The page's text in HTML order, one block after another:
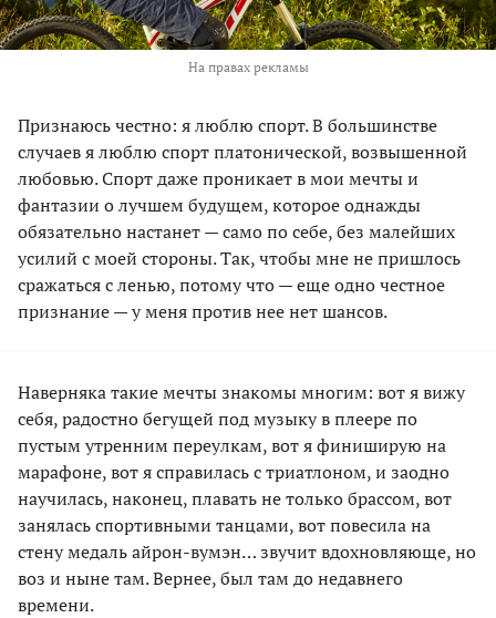
На правах рекламы
Признаюсь честно: я люблю спорт. В большинстве
случаев я люблю спорт платонической, возвышенной
любовью. Спорт даже проникает в мои мечты и
фантазии о лучшем будущем, которое однажды
обязательно настанет — само по себе, без малейших
усилий с моей стороны. Так, чтобы мне не пришлось
сражаться с ленью, потому что — еще одно честное
признание — у меня против нее нет шансов.
Наверняка такие мечты знакомы многим: вот я вижу
себя, радостно бегущей под музыку в плеере по
пустым утренним переулкам, вот я финиширую на
марафоне, вот я справилась с триатлоном, и заодно
научилась, наконец, плавать не только брассом, вот
занялась спортивными танцами, вот повесила на
стену медаль айрон-вумэн… звучит вдохновляюще, но
воз и ныне там. Вернее, был там до недавнего
времени.